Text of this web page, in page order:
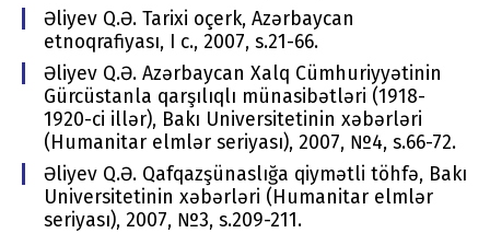
Əliyev Q.Ə. Tarixi oçerk, Azərbaycan
etnoqrafiyası, I c., 2007, s.21-66.
Əliyev Q.Ə. Azərbaycan Xalq Cümhuriyyətinin
Gürcüstanla qarşılıqlı münasibətləri (1918-
1920-ci illər), Bakı Univеrsitеtinin хəbərləri
(Humanitar elmlər seriyası), 2007, №4, s.66-72.
Əliyev Q.Ə. Qafqazşünaslığa qiymətli töhfə, Bakı
Univеrsitеtinin хəbərləri (Humanitar elmlər
seriyası), 2007, №3, s.209-211.